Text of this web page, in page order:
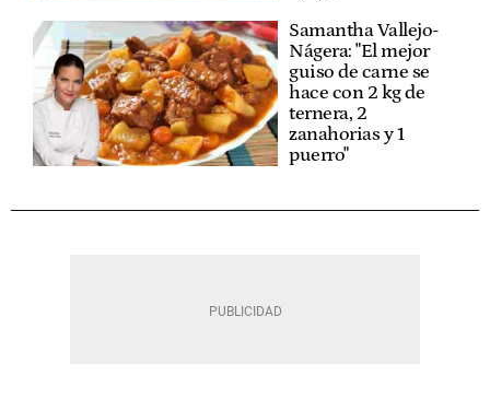
Samantha Vallejo-
Nágera: "El mejor
guiso de carne se
hace con 2 kg de
ternera, 2
zanahorias y 1
puerro"